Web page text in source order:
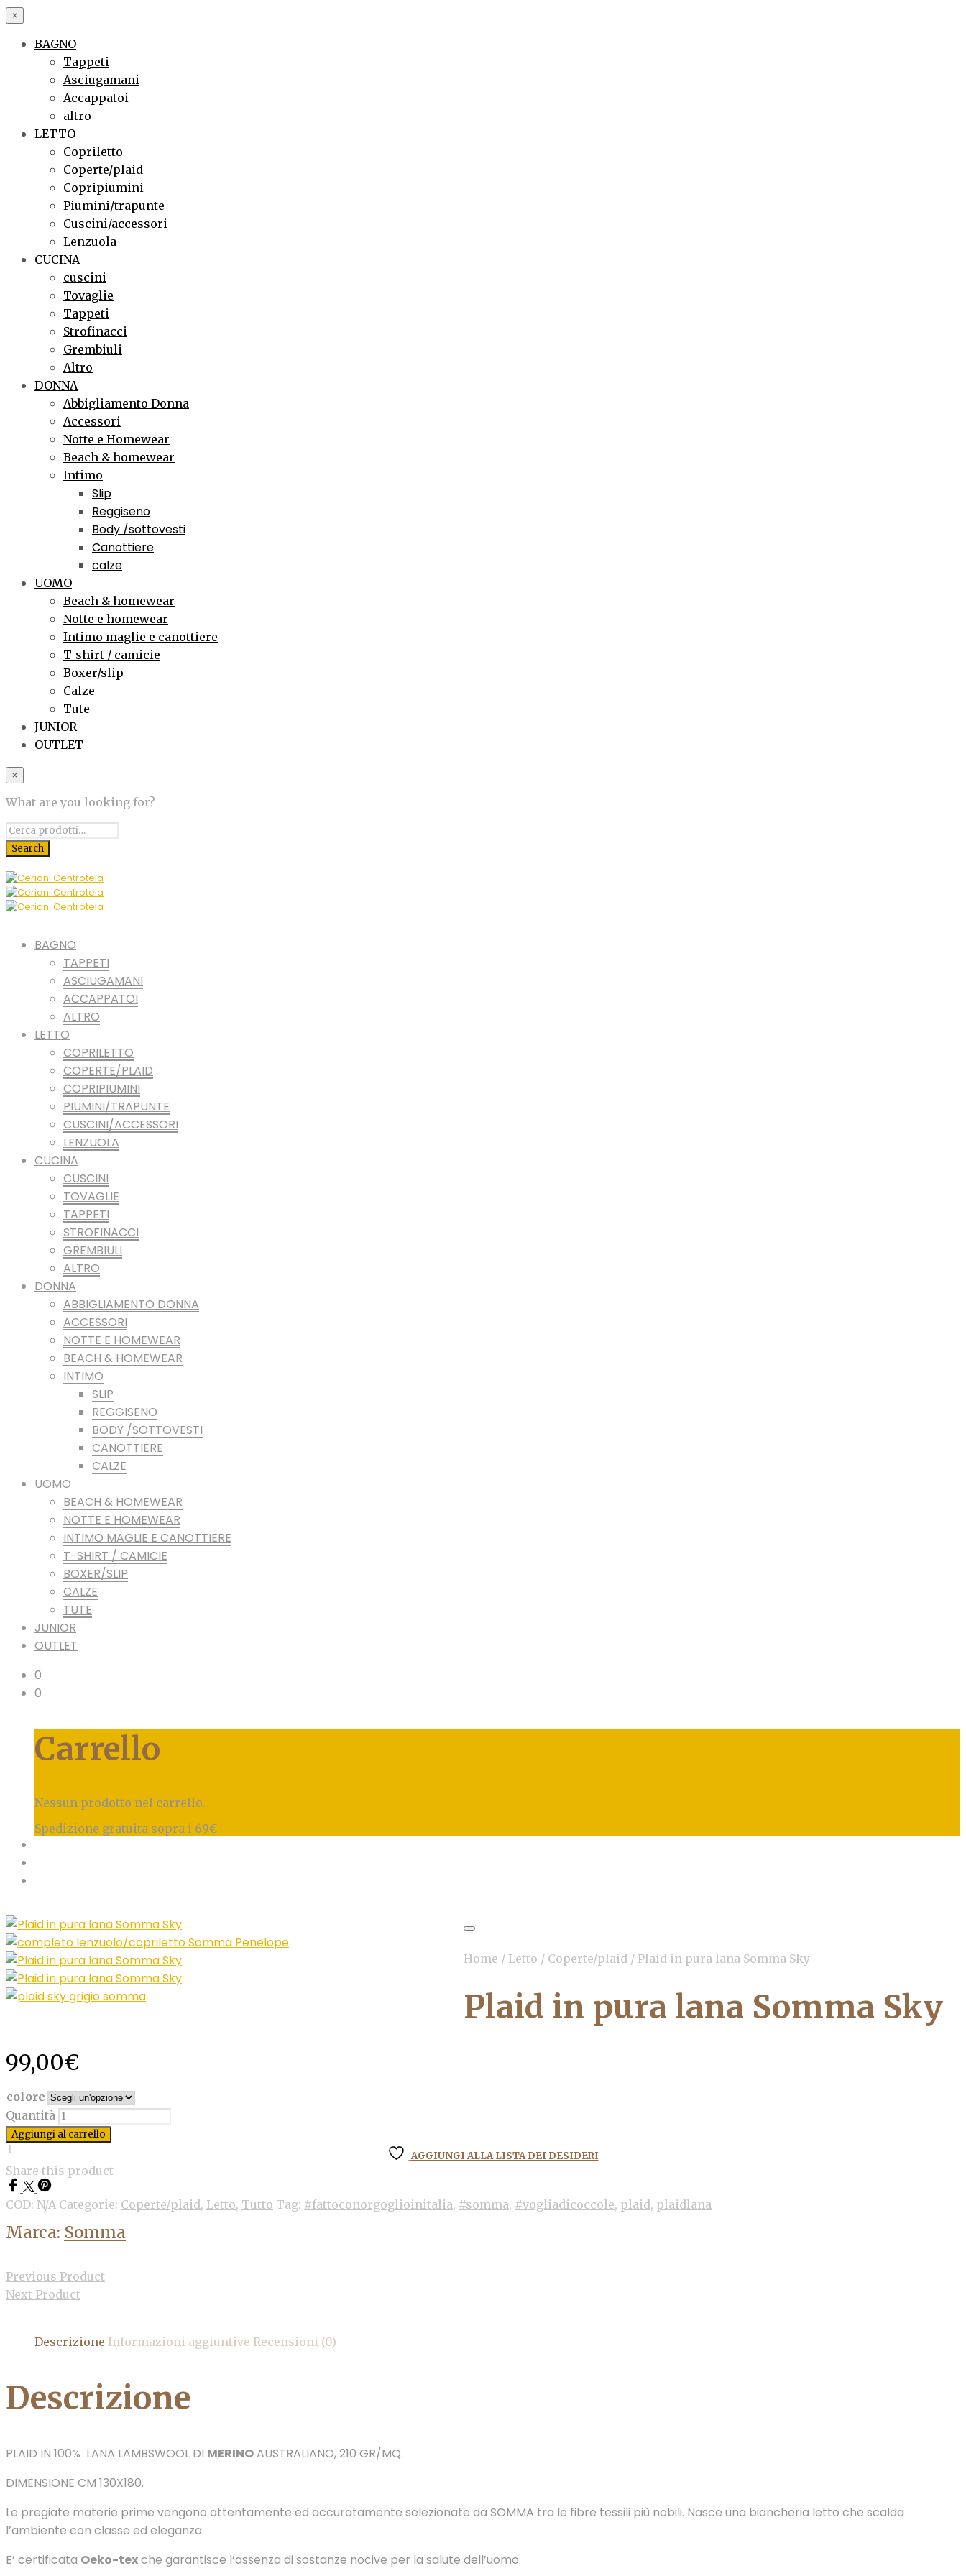
×
BAGNO
Tappeti
Asciugamani
Accappatoi
altro
LETTO
Copriletto
Coperte/plaid
Copripiumini
Piumini/trapunte
Cuscini/accessori
Lenzuola
CUCINA
cuscini
Tovaglie
Tappeti
Strofinacci
Grembiuli
Altro
DONNA
Abbigliamento Donna
Accessori
Notte e Homewear
Beach & homewear
Intimo
Slip
Reggiseno
Body /sottovesti
Canottiere
calze
UOMO
Beach & homewear
Notte e homewear
Intimo maglie e canottiere
T-shirt / camicie
Boxer/slip
Calze
Tute
JUNIOR
OUTLET
×
What are you looking for?
BAGNO
TAPPETI
ASCIUGAMANI
ACCAPPATOI
ALTRO
LETTO
COPRILETTO
COPERTE/PLAID
COPRIPIUMINI
PIUMINI/TRAPUNTE
CUSCINI/ACCESSORI
LENZUOLA
CUCINA
CUSCINI
TOVAGLIE
TAPPETI
STROFINACCI
GREMBIULI
ALTRO
DONNA
ABBIGLIAMENTO DONNA
ACCESSORI
NOTTE E HOMEWEAR
BEACH & HOMEWEAR
INTIMO
SLIP
REGGISENO
BODY /SOTTOVESTI
CANOTTIERE
CALZE
UOMO
BEACH & HOMEWEAR
NOTTE E HOMEWEAR
INTIMO MAGLIE E CANOTTIERE
T-SHIRT / CAMICIE
BOXER/SLIP
CALZE
TUTE
JUNIOR
OUTLET
0
0
Carrello
Nessun prodotto nel carrello.
Spedizione gratuita sopra i 69€
Home / Letto / Coperte/plaid / Plaid in pura lana Somma Sky
Plaid in pura lana Somma Sky
99,00€
colore
Quantità
Aggiungi al carrello
AGGIUNGI ALLA LISTA DEI DESIDERI
Share this product
COD: N/A Categorie: Coperte/plaid, Letto, Tutto Tag: #fattoconorgoglioinitalia, #somma, #vogliadicoccole, plaid, plaidlana
Marca: Somma
Previous Product
Next Product
Descrizione Informazioni aggiuntive Recensioni (0)
Descrizione
PLAID IN 100% LANA LAMBSWOOL DI MERINOAUSTRALIANO, 210 GR/MQ.
DIMENSIONE CM 130X180.
Le pregiate materie prime vengono attentamente ed accuratamente selezionate da SOMMA tra le fibre tessili più nobili. Nasce una biancheria letto che scalda
l’ambiente con classe ed eleganza.
E’ certificata Oeko-texche garantisce l’assenza di sostanze nocive per la salute dell’uomo.